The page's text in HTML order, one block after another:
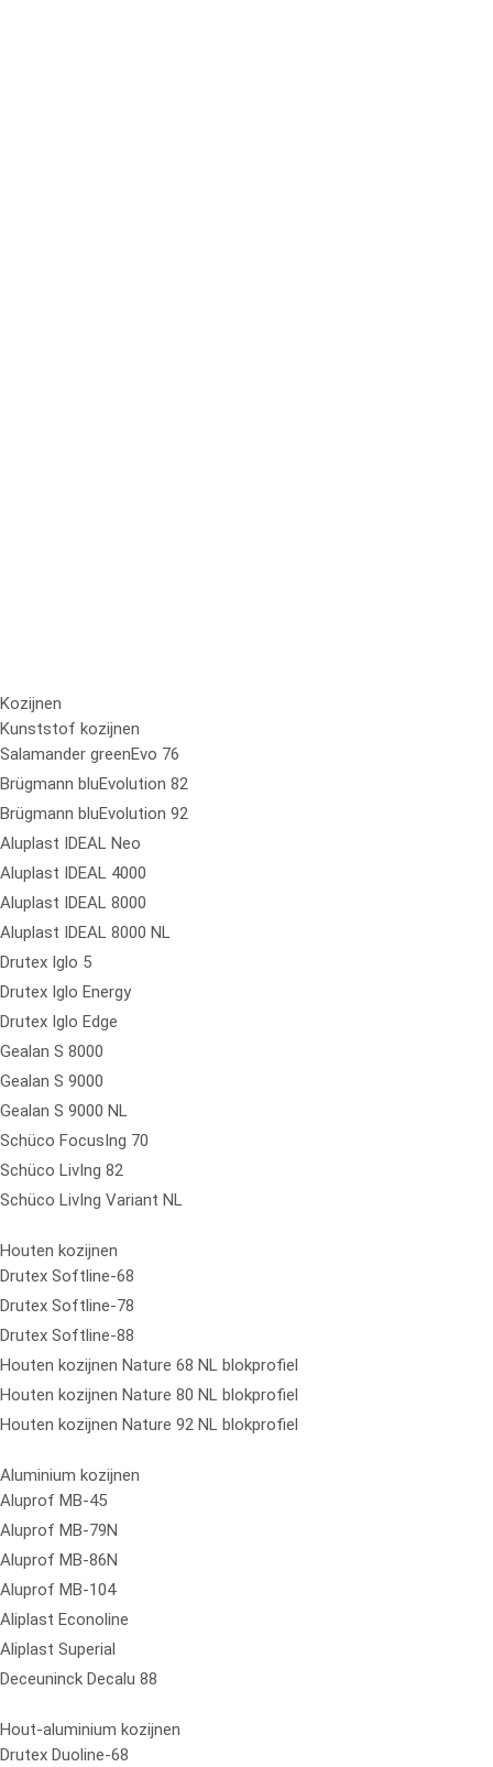
Kozijnen
Kunststof kozijnen
Salamander greenEvo 76
Brügmann bluEvolution 82
Brügmann bluEvolution 92
Aluplast IDEAL Neo
Aluplast IDEAL 4000
Aluplast IDEAL 8000
Aluplast IDEAL 8000 NL
Drutex Iglo 5
Drutex Iglo Energy
Drutex Iglo Edge
Gealan S 8000
Gealan S 9000
Gealan S 9000 NL
Schüco FocusIng 70
Schüco LivIng 82
Schüco LivIng Variant NL
Houten kozijnen
Drutex Softline-68
Drutex Softline-78
Drutex Softline-88
Houten kozijnen Nature 68 NL blokprofiel
Houten kozijnen Nature 80 NL blokprofiel
Houten kozijnen Nature 92 NL blokprofiel
Aluminium kozijnen
Aluprof MB-45
Aluprof MB-79N
Aluprof MB-86N
Aluprof MB-104
Aliplast Econoline
Aliplast Superial
Deceuninck Decalu 88
Hout-aluminium kozijnen
Drutex Duoline-68